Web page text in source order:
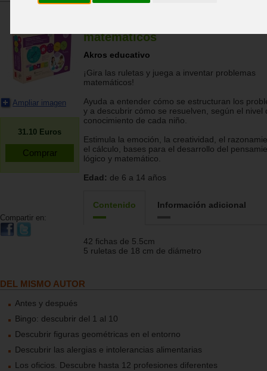
Ampliar imagen
31.10 Euros
Compartir en:
matemáticos
Akros educativo
¡Gira las ruletas y juega a inventar problemas
matemáticos!
Ayuda a entender cómo se estructuran los
y a descubrir cómo se resuelven, según el nivel
conocimiento de cada niño.
Estimula la emoción, la creatividad, el
el cálculo, bases para el desarrollo del
lógico y matemático.
Edad: de 6 a 14 años
Contenido Información adicional
42 fichas de 5.5cm
5 ruletas de 18 cm de diámetro
DEL MISMO AUTOR
Antes y después
Bingo: descubrir del 1 al 10
Descubrir figuras geométricas en el entorno
Descubrir las alergias e intolerancias alimentarias
Los oficios. Descubre hasta 12 profesiones diferentes